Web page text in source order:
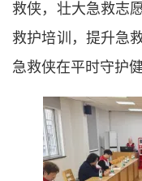
救侠，壮大急救志
救护培训，提升急
急救侠在平时守护